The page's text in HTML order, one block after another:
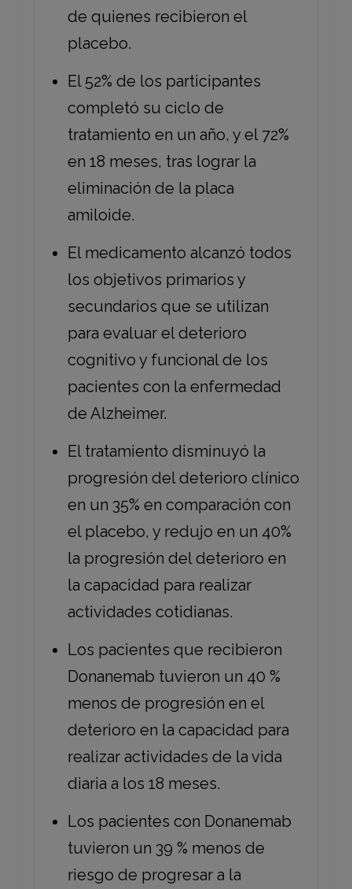
de quienes recibieron el
placebo.
El 52% de los participantes
completó su ciclo de
tratamiento en un año, y el 72%
en 18 meses, tras lograr la
eliminación de la placa
amiloide.
El medicamento alcanzó todos
los objetivos primarios y
secundarios que se utilizan
para evaluar el deterioro
cognitivo y funcional de los
pacientes con la enfermedad
de Alzheimer.
El tratamiento disminuyó la
progresión del deterioro clínico
en un 35% en comparación con
el placebo, y redujo en un 40%
la progresión del deterioro en
la capacidad para realizar
actividades cotidianas.
Los pacientes que recibieron
Donanemab tuvieron un 40 %
menos de progresión en el
deterioro en la capacidad para
realizar actividades de la vida
diaria a los 18 meses.
Los pacientes con Donanemab
tuvieron un 39 % menos de
riesgo de progresar a la